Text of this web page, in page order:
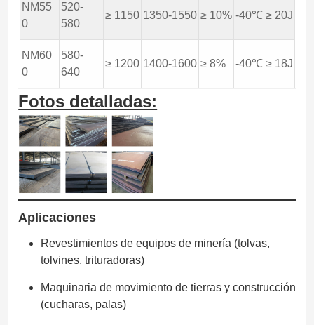
NM55
0
520-
580
≥ 1150 1350-1550 ≥ 10% -40℃ ≥ 20J
NM60
0
580-
640
≥ 1200 1400-1600 ≥ 8% -40℃ ≥ 18J
Fotos detalladas:
Aplicaciones
Revestimientos de equipos de minería (tolvas,
tolvines, trituradoras)
Maquinaria de movimiento de tierras y construcción
(cucharas, palas)